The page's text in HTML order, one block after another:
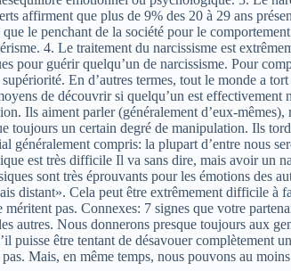
affirment que plus de 9% des 20 à 29 ans
le penchant de la société pour le
4. Le traitement du narcissisme est
pour guérir quelqu’un de narcissisme. Pour
En d’autres termes, tout le monde a
de découvrir si quelqu’un est
Ils aiment parler (généralement d’eux-
toujours un certain degré de manipulation. Ils
généralement compris: la plupart d’entre nous
est très difficile Il va sans dire, mais avoir
sont très éprouvants pour les émotions des
distant». Cela peut être extrêmement difficile à
pas. Connexes: 7 signes que votre
autres. Nous donnerons presque toujours aux
puisse être tentant de désavouer complètement
Mais, en même temps, nous pouvons au